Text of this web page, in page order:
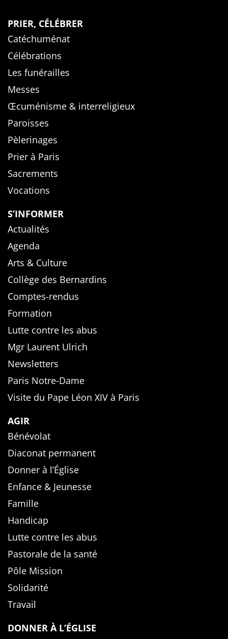
PRIER, CÉLÉBRER
Catéchuménat
Célébrations
Les funérailles
Messes
Œcuménisme & interreligieux
Paroisses
Pèlerinages
Prier à Paris
Sacrements
Vocations
S’INFORMER
Actualités
Agenda
Arts & Culture
Collège des Bernardins
Comptes-rendus
Formation
Lutte contre les abus
Mgr Laurent Ulrich
Newsletters
Paris Notre-Dame
Visite du Pape Léon XIV à Paris
AGIR
Bénévolat
Diaconat permanent
Donner à l’Église
Enfance & Jeunesse
Famille
Handicap
Lutte contre les abus
Pastorale de la santé
Pôle Mission
Solidarité
Travail
DONNER À L’ÉGLISE